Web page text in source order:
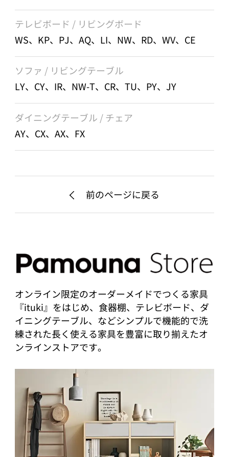
テレビボード / リビングボード
WS、KP、PJ、AQ、LI、NW、RD、WV、CE
ソファ / リビングテーブル
LY、CY、IR、NW-T、CR、TU、PY、JY
ダイニングテーブル / チェア
AY、CX、AX、FX
前のページに戻る
オンライン限定のオーダーメイドでつくる家具
『ituki』をはじめ、食器棚、テレビボード、ダ
イニングテーブル、などシンプルで機能的で洗
練された長く使える家具を豊富に取り揃えたオ
ンラインストアです。